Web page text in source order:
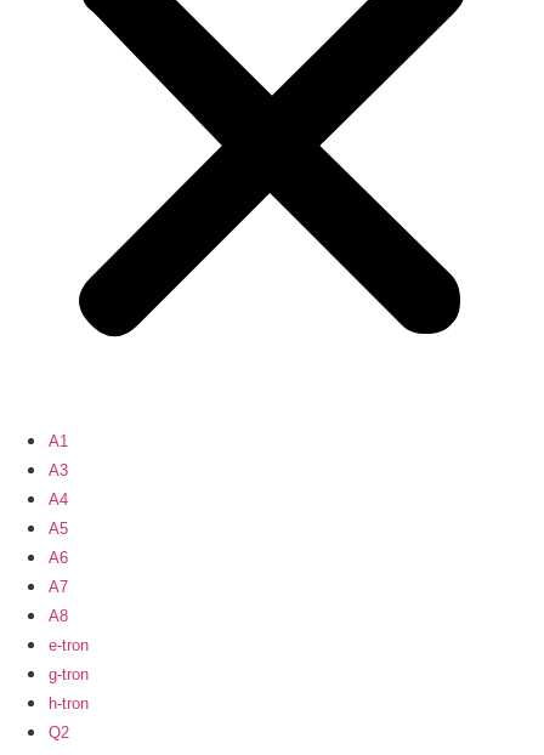
A1
A3
A4
A5
A6
A7
A8
e-tron
g-tron
h-tron
Q2